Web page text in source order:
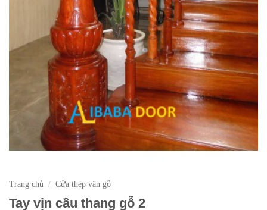
Trang chủ / Cửa thép vân gỗ
Tay vịn cầu thang gỗ 2